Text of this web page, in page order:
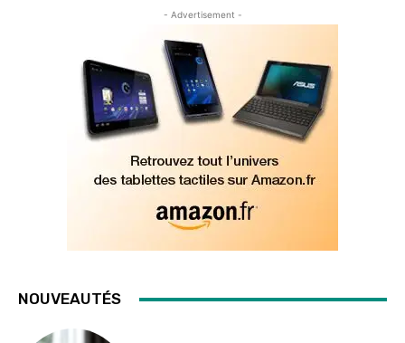
- Advertisement -
NOUVEAUTÉS